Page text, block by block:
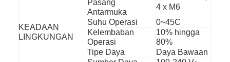
Pasang
Antarmuka
4 x M6
KEADAAN
LINGKUNGAN
Suhu Operasi
0~45C
Kelembaban
Operasi
10% hingga
80%
Tipe Daya
Daya Bawaan